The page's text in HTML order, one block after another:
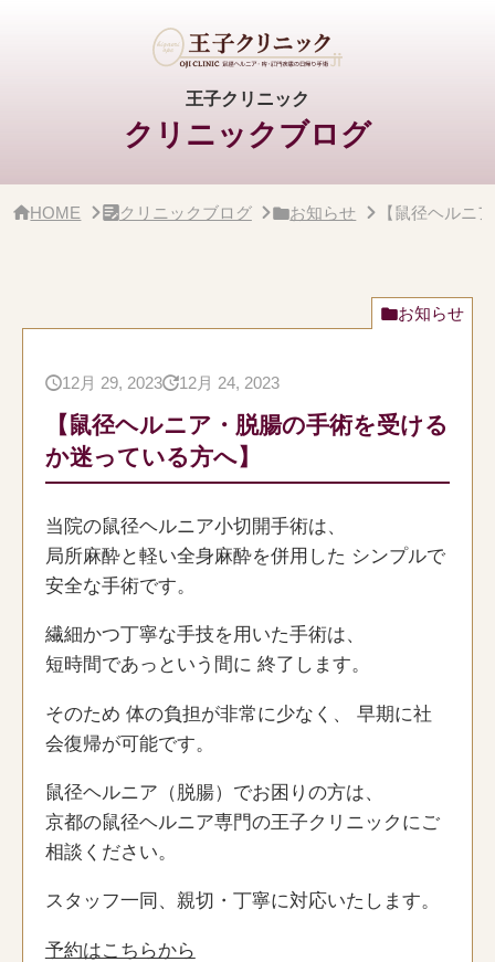
ク
王子クリニック
クリニックブログ
HOME クリニックブログ お知らせ 【鼠径ヘルニ
お知らせ
12月 29, 2023 12月 24, 2023
【鼠径ヘルニア・脱腸の手術を受ける
か迷っている方へ】
当院の鼠径ヘルニア小切開手術は、
局所麻酔と軽い全身麻酔を併用した シンプルで
安全な手術です。
繊細かつ丁寧な手技を用いた手術は、
短時間であっという間に 終了します。
そのため 体の負担が非常に少なく、 早期に社
会復帰が可能です。
鼠径ヘルニア（脱腸）でお困りの方は、
京都の鼠径ヘルニア専門の王子クリニックにご
相談ください。
スタッフ一同、親切・丁寧に対応いたします。
予約はこちらから